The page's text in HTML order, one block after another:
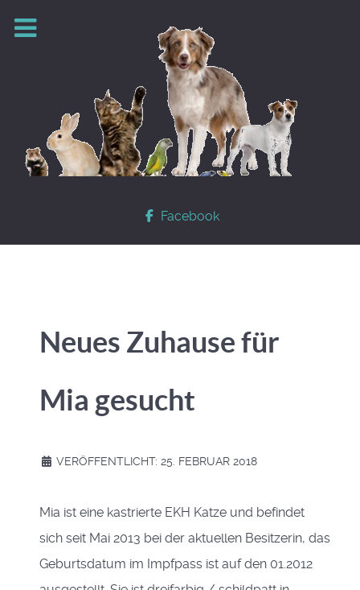
Facebook
Neues Zuhause für
Mia gesucht
VERÖFFENTLICHT: 25. FEBRUAR 2018
Mia ist eine kastrierte EKH Katze und befindet
sich seit Mai 2013 bei der aktuellen Besitzerin, das
Geburtsdatum im Impfpass ist auf den 01.2012